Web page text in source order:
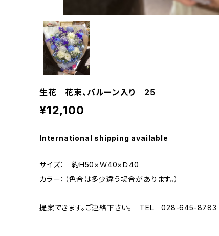
生花 花束、バルーン入り 25
¥12,100
International shipping available
サイズ： 約H50×Ｗ40×Ｄ40
カラー：（色合は多少違う場合があります。）
提案できます。ご連絡下さい。 TEL 028-645-8783